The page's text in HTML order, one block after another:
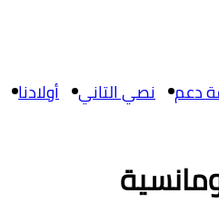
دعم نصي التاني أولادنا